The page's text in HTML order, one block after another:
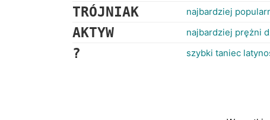
TRÓJNIAK najbardziej
AKTYW najbardziej prężni
? szybki taniec